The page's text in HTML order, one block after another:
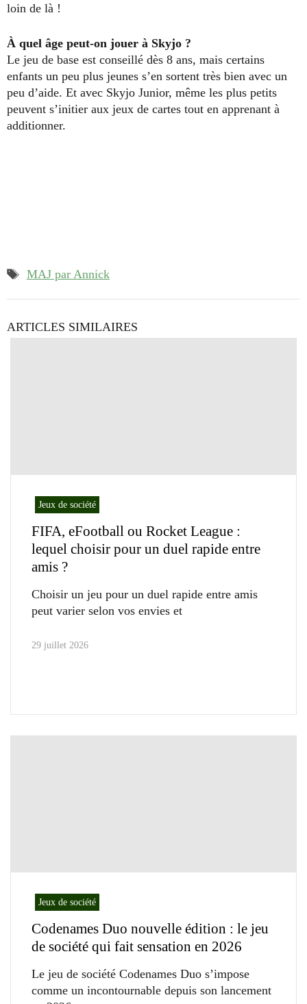
loin de là !
À quel âge peut-on jouer à Skyjo ?
Le jeu de base est conseillé dès 8 ans, mais certains
enfants un peu plus jeunes s’en sortent très bien avec un
peu d’aide. Et avec Skyjo Junior, même les plus petits
peuvent s’initier aux jeux de cartes tout en apprenant à
additionner.
Étiquettes
MAJ par Annick
ARTICLES SIMILAIRES
Jeux de société
FIFA, eFootball ou Rocket League :
lequel choisir pour un duel rapide entre
amis ?
Choisir un jeu pour un duel rapide entre amis
peut varier selon vos envies et
29 juillet 2026
Jeux de société
Codenames Duo nouvelle édition : le jeu
de société qui fait sensation en 2026
Le jeu de société Codenames Duo s’impose
comme un incontournable depuis son lancement